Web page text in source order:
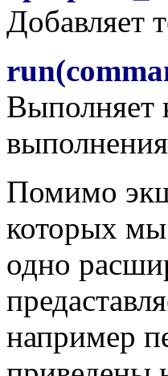
Добавляет
Выполняет
Помимо
которых мы
одно
например